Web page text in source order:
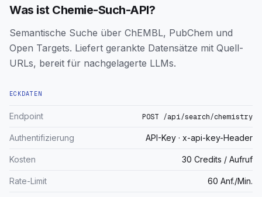
Was ist Chemie-Such-API?
Semantische Suche über ChEMBL, PubChem und
Open Targets. Liefert gerankte Datensätze mit Quell-
URLs, bereit für nachgelagerte LLMs.
ECKDATEN
Endpoint POST /api/search/chemistry
Authentifizierung API-Key · x-api-key-Header
Kosten 30 Credits / Aufruf
Rate-Limit 60 Anf./Min.